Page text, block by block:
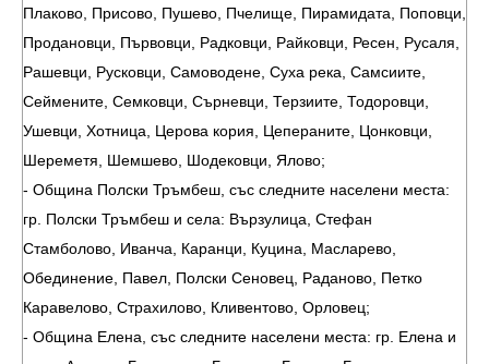
Плаково, Присово, Пушево, Пчелище, Пирамидата, Поповци,
Продановци, Първовци, Радковци, Райковци, Ресен, Русаля,
Рашевци, Русковци, Самоводене, Суха река, Самсиите,
Сеймените, Семковци, Сърневци, Терзиите, Тодоровци,
Ушевци, Хотница, Церова кория, Цепераните, Цонковци,
Шереметя, Шемшево, Шодековци, Ялово;
- Община Полски Тръмбеш, със следните населени места:
гр. Полски Тръмбеш и села: Вързулица, Стефан
Стамболово, Иванча, Каранци, Куцина, Масларево,
Обединение, Павел, Полски Сеновец, Раданово, Петко
Каравелово, Страхилово, Кливентово, Орловец;
- Община Елена, със следните населени места: гр. Елена и